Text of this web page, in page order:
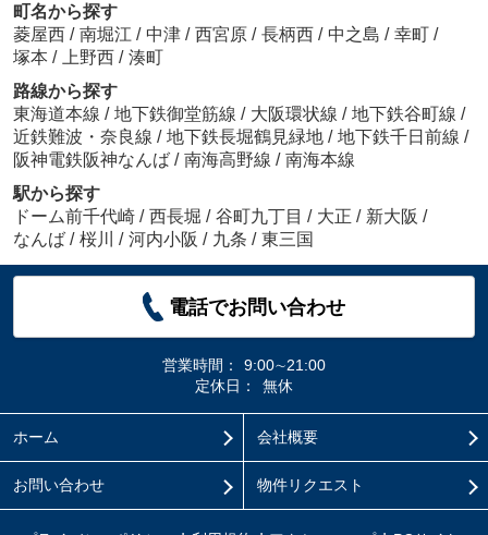
町名から探す
菱屋西 / 南堀江 / 中津 / 西宮原 / 長柄西 / 中之島 / 幸町 /
塚本 / 上野西 / 湊町
路線から探す
東海道本線 / 地下鉄御堂筋線 / 大阪環状線 / 地下鉄谷町線 /
近鉄難波・奈良線 / 地下鉄長堀鶴見緑地 / 地下鉄千日前線 /
阪神電鉄阪神なんば / 南海高野線 / 南海本線
駅から探す
ドーム前千代崎 / 西長堀 / 谷町九丁目 / 大正 / 新大阪 /
なんば / 桜川 / 河内小阪 / 九条 / 東三国
電話でお問い合わせ
営業時間：
9:00∼21:00
定休日：
無休
ホーム 会社概要
お問い合わせ 物件リクエスト